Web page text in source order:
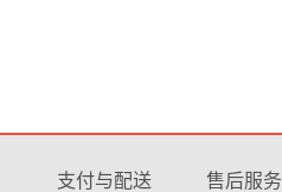
支付与配送 售后服务